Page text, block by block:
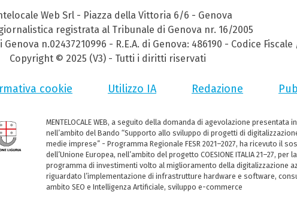
Web Srl - Piazza della Vittoria 6/6 - Genova
registrata al Tribunale di Genova nr. 16/2005
n.02437210996 - R.E.A. di Genova: 486190 - Codice Fiscale
Copyright © 2025 (V3) - Tutti i diritti riservati
cookie Utilizzo IA Redazione
MENTELOCALE WEB, a seguito della domanda di agevolazione presentata
nell’ambito del Bando “Supporto allo sviluppo di progetti di
medie imprese” - Programma Regionale FESR 2021–2027, ha ricevuto il
dell’Unione Europea, nell’ambito del progetto COESIONE ITALIA 21–27, per
programma di investimenti volto al miglioramento della digitalizzazione
riguardato l’implementazione di infrastrutture hardware e software,
ambito SEO e Intelligenza Artificiale, sviluppo e-commerce